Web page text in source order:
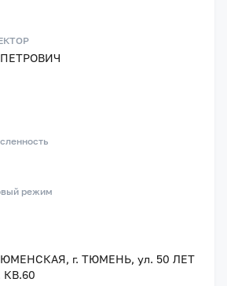
режим
г. ТЮМЕНЬ, ул. 50 ЛЕТ
КВ.60